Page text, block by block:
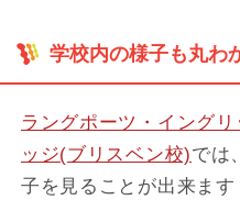
学校内の様子も丸わ
ラングポーツ・イング
ッジ(ブリスベン校)では
子を見ることが出来ます